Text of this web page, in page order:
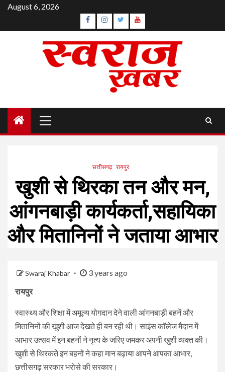
Skip
content
August 6, 2026
Facebook
Instagram
TwitterYouTube
Menu
छत्तीसगढ़ रायपुर
खुशी से थिरका तन और मन,
आंगनबाड़ी कार्यकर्ता,सहायिका
और मितानिनों ने जताया आभार
Swaraj Khabar
3 years ago
रायपुर
स्वास्थ्य और शिक्षा में अमूल्य योगदान देने वाली आंगनबाड़ी बहनें और
मितानिनों की खुशी आज देखते ही बन रही थी। साइंस कॉलेज मैदान में
आभार उत्सव में इन बहनों ने नृत्य के जरिए जमकर अपनी खुशी व्यक्त की।
खुशी से थिरकते इन बहनों ने कहा मान बढ़ाया आपने आपका आभार,
छत्तीसगढ़ सरकार भरोसे की सरकार।